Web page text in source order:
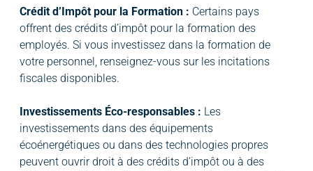
Crédit d’Impôt pour la Formation : Certains pays
offrent des crédits d’impôt pour la formation des
employés. Si vous investissez dans la formation de
votre personnel, renseignez-vous sur les incitations
fiscales disponibles.
Investissements Éco-responsables : Les
investissements dans des équipements
écoénergétiques ou dans des technologies propres
peuvent ouvrir droit à des crédits d’impôt ou à des